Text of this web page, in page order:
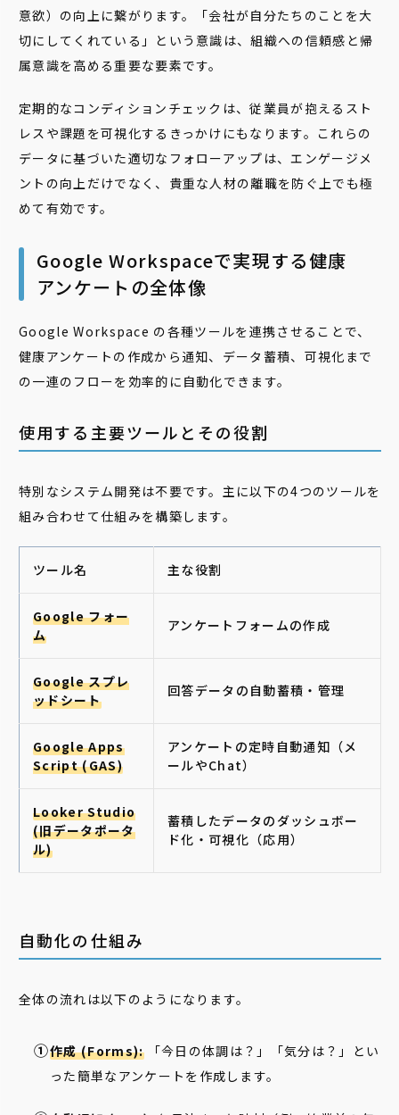
意欲）の向上に繋がります。「会社が自分たちのことを大
切にしてくれている」という意識は、組織への信頼感と帰
属意識を高める重要な要素です。
定期的なコンディションチェックは、従業員が抱えるスト
レスや課題を可視化するきっかけにもなります。これらの
データに基づいた適切なフォローアップは、エンゲージメ
ントの向上だけでなく、貴重な人材の離職を防ぐ上でも極
めて有効です。
Google Workspaceで実現する健康
アンケートの全体像
Google Workspace の各種ツールを連携させることで、
健康アンケートの作成から通知、データ蓄積、可視化まで
の一連のフローを効率的に自動化できます。
使用する主要ツールとその役割
特別なシステム開発は不要です。主に以下の4つのツールを
組み合わせて仕組みを構築します。
ツール名 主な役割
Google フォー
ム
アンケートフォームの作成
Google スプレ
ッドシート
回答データの自動蓄積・管理
Google Apps
Script (GAS)
アンケートの定時自動通知（メ
ールやChat）
Looker Studio
(旧データポータ
ル)
蓄積したデータのダッシュボー
ド化・可視化（応用）
自動化の仕組み
全体の流れは以下のようになります。
作成 (Forms):「今日の体調は？」「気分は？」とい
った簡単なアンケートを作成します。